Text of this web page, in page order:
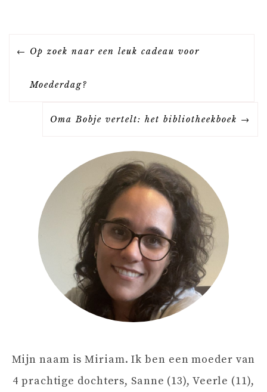
B
I
Op zoek naar een leuk cadeau voor
Moederdag?
Oma Bobje vertelt: het bibliotheekboek
Mijn naam is Miriam. Ik ben een moeder van
4 prachtige dochters, Sanne (13), Veerle (11),